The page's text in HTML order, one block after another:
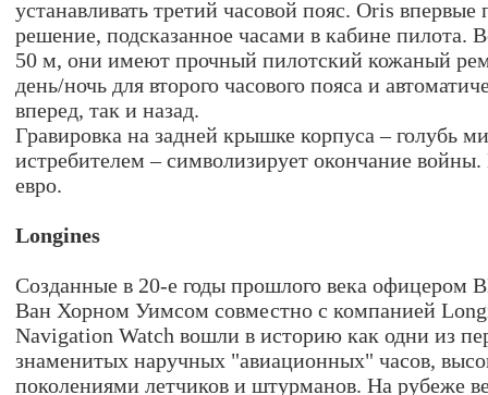
устанавливать третий часовой пояс. Oris впервые
решение, подсказанное часами в кабине пилота.
50 м, они имеют прочный пилотский кожаный
день/ночь для второго часового пояса и
вперед, так и назад.
Гравировка на задней крышке корпуса – голубь
истребителем – символизирует окончание
евро.
Longines
Созданные в 20-е годы прошлого века
Ван Хорном Уимсом совместно с компанией
Navigation Watch вошли в историю как одни из
знаменитых наручных "авиационных" часов,
поколениями летчиков и штурманов. На рубеже